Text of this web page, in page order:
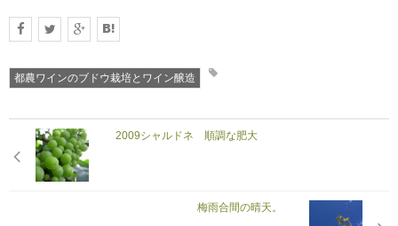
都農ワインのブドウ栽培とワイン醸造
2009シャルドネ 順調な肥大
梅雨合間の晴天。